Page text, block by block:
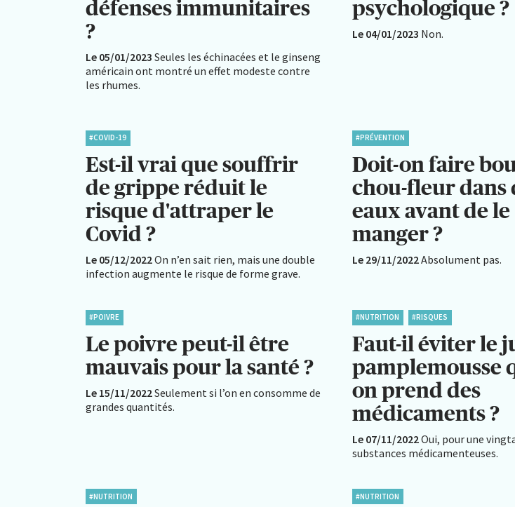
défenses immunitaires
?
Le 05/01/2023 Seules les échinacées et le ginseng
américain ont montré un effet modeste contre
les rhumes.
psychologique ?
Le 04/01/2023 Non.
#COVID-19
Est-il vrai que souffrir
de grippe réduit le
risque d'attraper le
Covid ?
Le 05/12/2022On n’en sait rien, mais une double
infection augmente le risque de forme grave.
#PRÉVENTION
Doit-on faire
chou-fleur dans
eaux avant de le
manger ?
Le 29/11/2022Absolument pas.
#POIVRE
Le poivre peut-il être
mauvais pour la santé ?
Le 15/11/2022Seulement si l’on en consomme de
grandes quantités.
#NUTRITION #RISQUES
Faut-il éviter le
pamplemousse
on prend des
médicaments ?
Le 07/11/2022Oui, pour une
substances médicamenteuses.
#NUTRITION #NUTRITION